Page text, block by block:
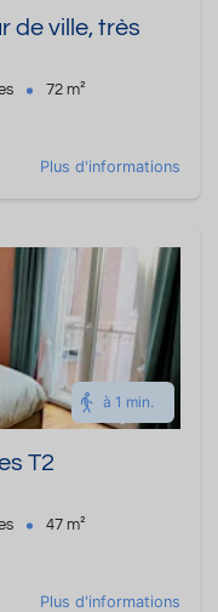
de ville, très
72 m²
Plus d'informations
à 1 min.
T2
47 m²
Plus d'informations